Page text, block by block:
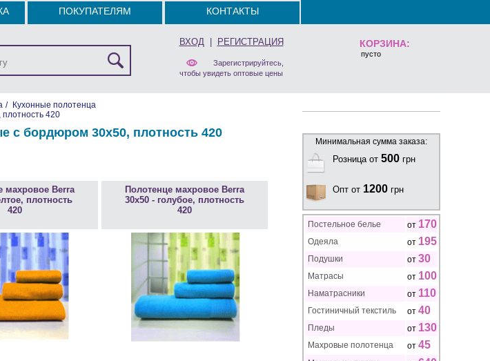
КОРЗИНА:
пусто
ПОКУПАТЕЛЯМ КОНТАКТЫ
ВХОД| РЕГИСТРАЦИЯ
Зарегистрируйтесь,
чтобы увидеть оптовые цены
Минимальная сумма заказа:
Розница от 500 грн
Опт от 1200 грн
Постельное белье от 170
Одеяла от 195
Подушки от 30
Матрасы от 100
Наматрасники от 110
Гостиничный текстиль от 40
Пледы от 130
Махровые полотенца от 45
/ Кухонные полотенца
420
с бордюром 30х50, плотность 420
махровое Berra
плотность
420
Полотенце махровое Berra
30х50 - голубое, плотность
420